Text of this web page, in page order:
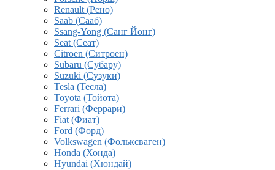
Renault (Рено)
Saab (Сааб)
Ssang-Yong (Санг Йонг)
Seat (Сеат)
Citroen (Ситроен)
Subaru (Субару)
Suzuki (Сузуки)
Tesla (Тесла)
Toyota (Тойота)
Ferrari (Феррари)
Fiat (Фиат)
Ford (Форд)
Volkswagen (Фольксваген)
Honda (Хонда)
Hyundai (Хюндай)